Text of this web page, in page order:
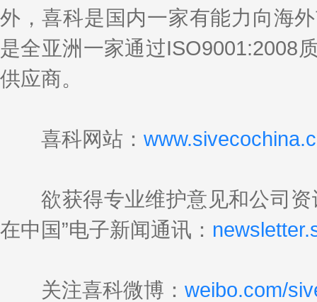
外，喜科是国内一家有能力向海
是全亚洲一家通过ISO9001:2008
供应商。
喜科网站：
欲获得专业维护意见和公司资
在中国”电子新闻通讯：
关注喜科微博： weibo.com/